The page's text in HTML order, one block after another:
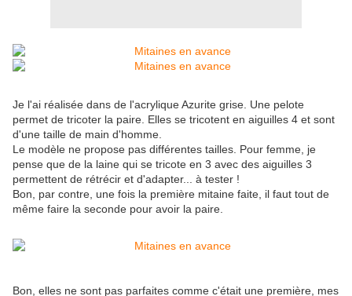
Je l'ai réalisée dans de l'acrylique Azurite grise. Une pelote
permet de tricoter la paire. Elles se tricotent en aiguilles 4 et sont
d'une taille de main d'homme.
Le modèle ne propose pas différentes tailles. Pour femme, je
pense que de la laine qui se tricote en 3 avec des aiguilles 3
permettent de rétrécir et d'adapter... à tester !
Bon, par contre, une fois la première mitaine faite, il faut tout de
même faire la seconde pour avoir la paire.
Bon, elles ne sont pas parfaites comme c'était une première, mes